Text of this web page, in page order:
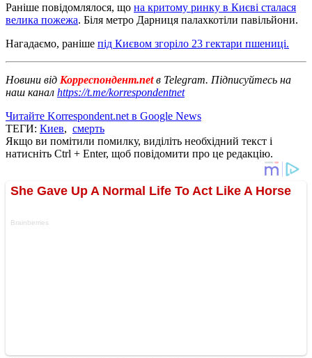
Раніше повідомлялося, що на критому ринку в Києві сталася
велика пожежа. Біля метро Дарниця палахкотіли павільйони.
Нагадаємо, раніше під Києвом згоріло 23 гектари пшениці.
Новини від Корреспондент.netв Telegram. Підписуйтесь на
наш канал https://t.me/korrespondentnet
Читайте Korrespondent.net в Google News
ТЕГИ: Киев, смерть
Якщо ви помітили помилку, виділіть необхідний текст і
натисніть Ctrl + Enter, щоб повідомити про це редакцію.